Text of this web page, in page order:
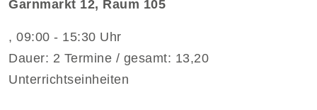
Garnmarkt 12, Raum 105
, 09:00 - 15:30 Uhr
Dauer: 2 Termine / gesamt: 13,20
Unterrichtseinheiten